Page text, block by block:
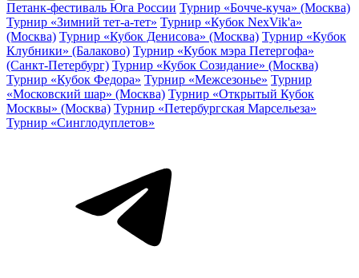
Петанк-фестиваль Юга России Турнир «Бочче-куча» (Москва)
Турнир «Зимний тет-а-тет» Турнир «Кубок NexVik'a»
(Москва) Турнир «Кубок Денисова» (Москва) Турнир «Кубок
Клубники» (Балаково) Турнир «Кубок мэра Петергофа»
(Санкт-Петербург) Турнир «Кубок Созидание» (Москва)
Турнир «Кубок Федора» Турнир «Межсезонье» Турнир
«Московский шар» (Москва) Турнир «Открытый Кубок
Москвы» (Москва) Турнир «Петербургская Марсельеза»
Турнир «Синглодуплетов»